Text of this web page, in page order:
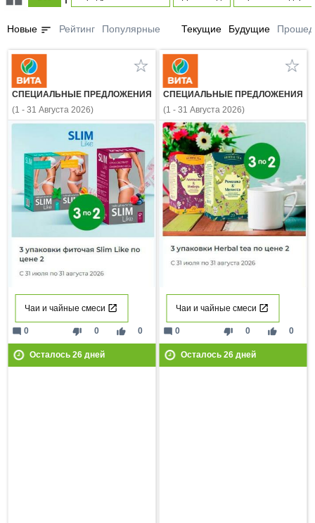
Новые sort Рейтинг Популярные Текущие Будущие
СПЕЦИАЛЬНЫЕ ПРЕДЛОЖЕНИЯ
(1 - 31 Августа 2026)
Чаи и чайные смеси
thumb_down 0 thumb_up 0
mode_comment 0
Осталось 26дней
СПЕЦИАЛЬНЫЕ ПРЕДЛОЖЕНИЯ
(1 - 31 Августа 2026)
Чаи и чайные смеси
thumb_down 0 thumb_up 0
mode_comment 0
Осталось 26дней